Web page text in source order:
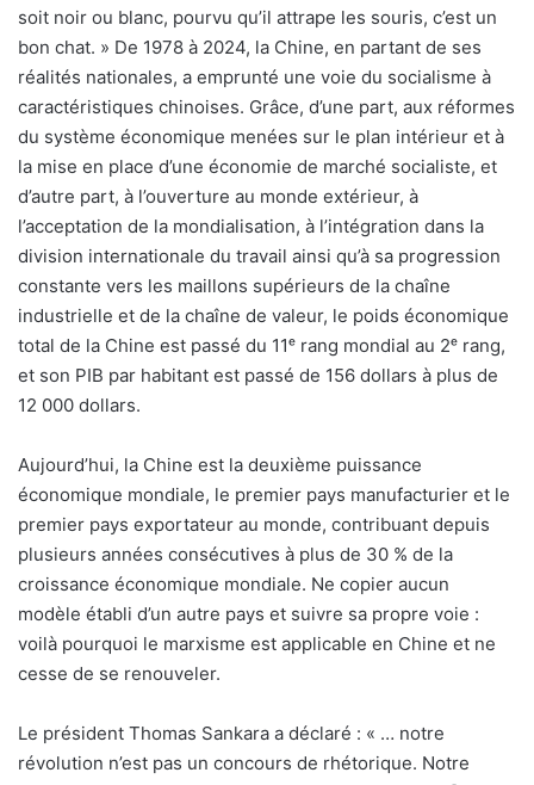
soit noir ou blanc, pourvu qu’il attrape les souris, c’est un
bon chat. » De 1978 à 2024, la Chine, en partant de ses
réalités nationales, a emprunté une voie du socialisme à
caractéristiques chinoises. Grâce, d’une part, aux réformes
du système économique menées sur le plan intérieur et à
la mise en place d’une économie de marché socialiste, et
d’autre part, à l’ouverture au monde extérieur, à
l’acceptation de la mondialisation, à l’intégration dans la
division internationale du travail ainsi qu’à sa progression
constante vers les maillons supérieurs de la chaîne
industrielle et de la chaîne de valeur, le poids économique
total de la Chine est passé du 11ᵉ rang mondial au 2ᵉ rang,
et son PIB par habitant est passé de 156 dollars à plus de
12 000 dollars.
Aujourd’hui, la Chine est la deuxième puissance
économique mondiale, le premier pays manufacturier et le
premier pays exportateur au monde, contribuant depuis
plusieurs années consécutives à plus de 30 % de la
croissance économique mondiale. Ne copier aucun
modèle établi d’un autre pays et suivre sa propre voie :
voilà pourquoi le marxisme est applicable en Chine et ne
cesse de se renouveler.
Le président Thomas Sankara a déclaré : « … notre
révolution n’est pas un concours de rhétorique. Notre